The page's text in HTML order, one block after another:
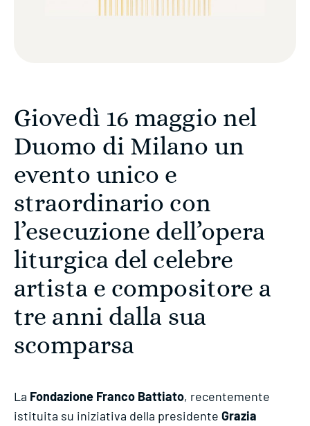
Giovedì 16 maggio nel
Duomo di Milano un
evento unico e
straordinario con
l’esecuzione dell’opera
liturgica del celebre
artista e compositore a
tre anni dalla sua
scomparsa
La Fondazione Franco Battiato, recentemente
istituita su iniziativa della presidente Grazia